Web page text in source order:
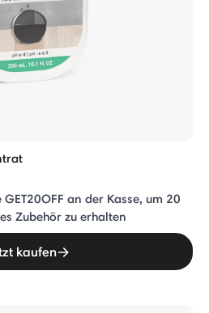
an der Kasse, um 20
Zubehör zu erhalten
kaufen